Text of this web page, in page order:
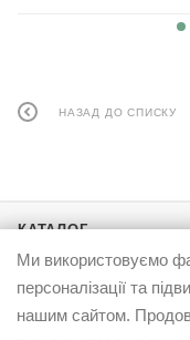
НАЗАД ДО СПИСКУ
КАТАЛОГ
АКЦІЇ
Ми використовуємо
персоналізації та
нашим сайтом.